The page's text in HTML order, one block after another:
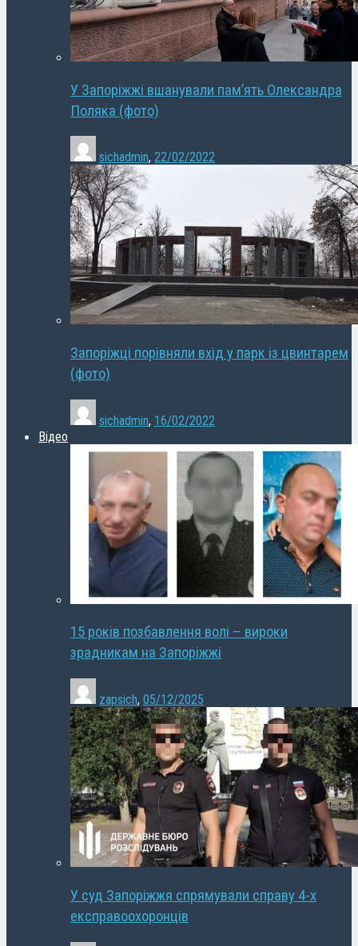
У Запоріжжі вшанували пам’ять Олександра
Поляка (фото)
sichadmin, 22/02/2022
Запоріжці порівняли вхід у парк із цвинтарем
(фото)
sichadmin, 16/02/2022
Відео
15 років позбавлення волі – вироки
зрадникам на Запоріжжі
zapsich, 05/12/2025
У суд Запоріжжя спрямували справу 4-х
експравоохоронців